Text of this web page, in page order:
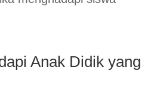
Anak Didik yang